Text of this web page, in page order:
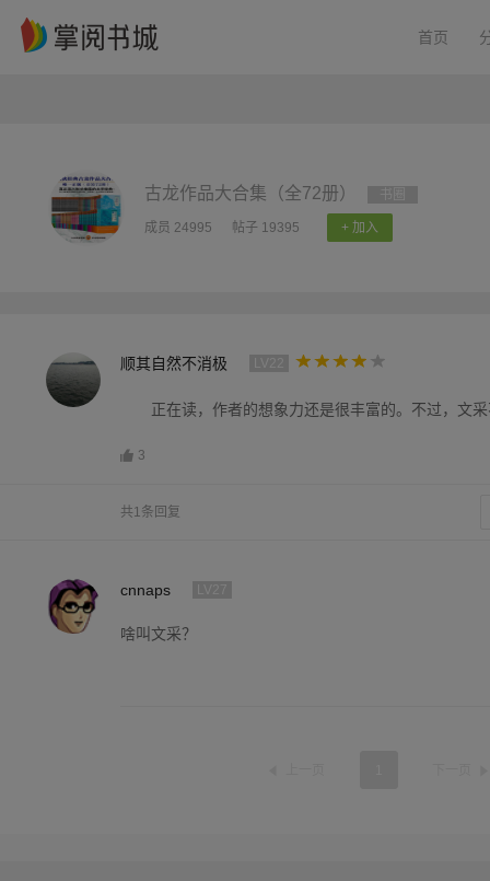
首页
古龙作品大合集（全72册）
成员 24995 帖子 19395 + 加入
顺其自然不消极
正在读，作者的想象力还是很丰富的。不过，文
3
共1条回复
cnnaps
啥叫文采？